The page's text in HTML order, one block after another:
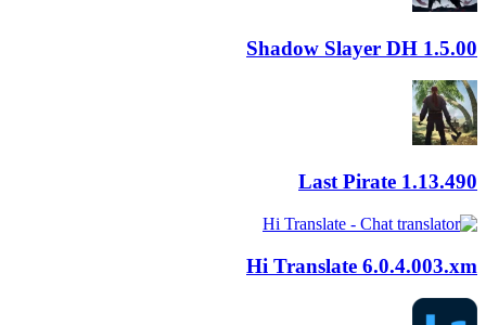
Shadow Slayer DH 1.5.00
Last Pirate 1.13.490
Hi Translate 6.0.4.003.xm